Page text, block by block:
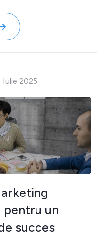
Iulie 2025
pentru un
succes